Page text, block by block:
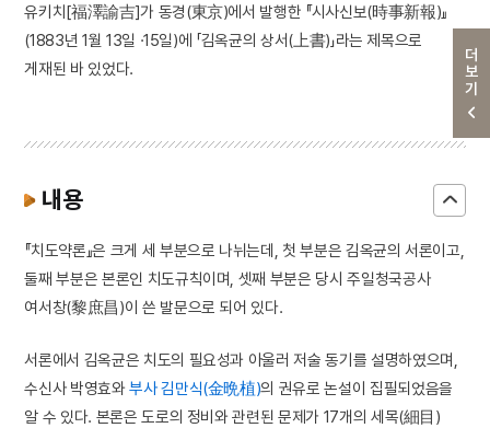
더보기
유키치[福澤諭吉]가 동경(東京)에서 발행한 『시사신보(時事新報)』
(1883년 1월 13일 ·15일)에 「김옥균의 상서(上書)」라는 제목으로
게재된 바 있었다.
내용
『치도약론』은 크게 세 부분으로 나뉘는데, 첫 부분은 김옥균의 서론이고,
둘째 부분은 본론인 치도규칙이며, 셋째 부분은 당시 주일청국공사
여서창(黎庶昌)이 쓴 발문으로 되어 있다.
서론에서 김옥균은 치도의 필요성과 아울러 저술 동기를 설명하였으며,
수신사 박영효와부사 김만식(金晩植)의 권유로 논설이 집필되었음을
알 수 있다. 본론은 도로의 정비와 관련된 문제가 17개의 세목(細目)